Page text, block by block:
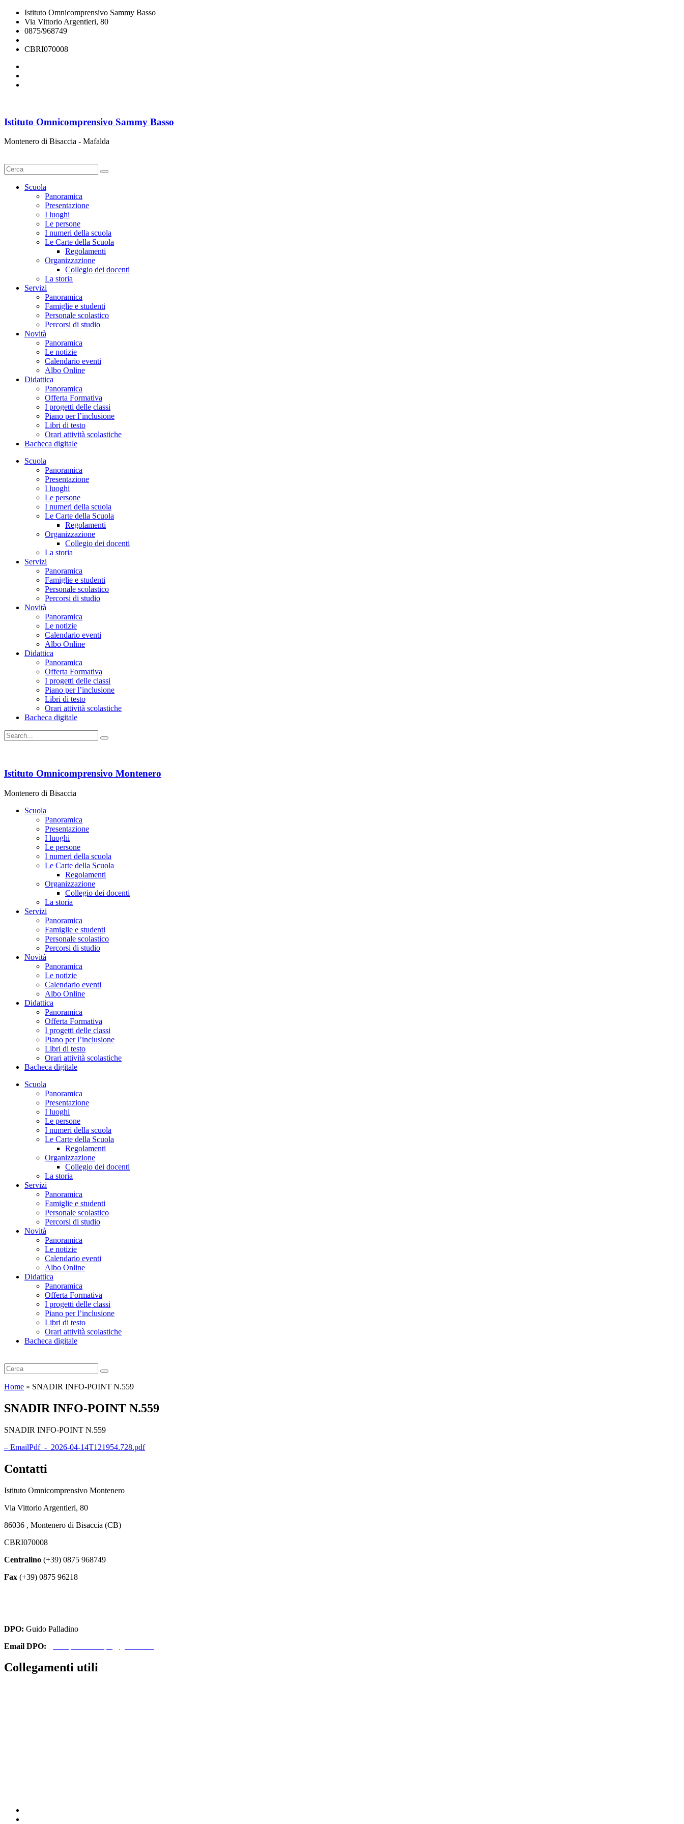
Istituto Omnicomprensivo Sammy Basso
Via Vittorio Argentieri, 80
0875/968749
CBRI070008
Istituto Omnicomprensivo Sammy Basso
Montenero di Bisaccia - Mafalda
Scuola
Panoramica
Presentazione
I luoghi
Le persone
I numeri della scuola
Le Carte della Scuola
Regolamenti
Organizzazione
Collegio dei docenti
La storia
Servizi
Panoramica
Famiglie e studenti
Personale scolastico
Percorsi di studio
Novità
Panoramica
Le notizie
Calendario eventi
Albo Online
Didattica
Panoramica
Offerta Formativa
I progetti delle classi
Piano per l’inclusione
Libri di testo
Orari attività scolastiche
Bacheca digitale
Scuola
Panoramica
Presentazione
I luoghi
Le persone
I numeri della scuola
Le Carte della Scuola
Regolamenti
Organizzazione
Collegio dei docenti
La storia
Servizi
Panoramica
Famiglie e studenti
Personale scolastico
Percorsi di studio
Novità
Panoramica
Le notizie
Calendario eventi
Albo Online
Didattica
Panoramica
Offerta Formativa
I progetti delle classi
Piano per l’inclusione
Libri di testo
Orari attività scolastiche
Bacheca digitale
Istituto Omnicomprensivo Montenero
Montenero di Bisaccia
Scuola
Panoramica
Presentazione
I luoghi
Le persone
I numeri della scuola
Le Carte della Scuola
Regolamenti
Organizzazione
Collegio dei docenti
La storia
Servizi
Panoramica
Famiglie e studenti
Personale scolastico
Percorsi di studio
Novità
Panoramica
Le notizie
Calendario eventi
Albo Online
Didattica
Panoramica
Offerta Formativa
I progetti delle classi
Piano per l’inclusione
Libri di testo
Orari attività scolastiche
Bacheca digitale
Scuola
Panoramica
Presentazione
I luoghi
Le persone
I numeri della scuola
Le Carte della Scuola
Regolamenti
Organizzazione
Collegio dei docenti
La storia
Servizi
Panoramica
Famiglie e studenti
Personale scolastico
Percorsi di studio
Novità
Panoramica
Le notizie
Calendario eventi
Albo Online
Didattica
Panoramica
Offerta Formativa
I progetti delle classi
Piano per l’inclusione
Libri di testo
Orari attività scolastiche
Bacheca digitale
Home » SNADIR INFO-POINT N.559
SNADIR INFO-POINT N.559
SNADIR INFO-POINT N.559
– EmailPdf_-_2026-04-14T121954.728.pdf
Contatti
Istituto Omnicomprensivo Montenero
Via Vittorio Argentieri, 80
86036 , Montenero di Bisaccia (CB)
CBRI070008
Centralino (+39) 0875 968749
Fax (+39) 0875 96218
DPO: Guido Palladino
Email DPO:
Collegamenti utili